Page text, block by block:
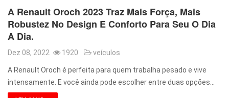
A Renault Oroch 2023 Traz Mais Força, Mais
Robustez No Design E Conforto Para Seu O Dia
A Dia.
Dez 08, 2022 1920 veículos
A Renault Oroch é perfeita para quem trabalha pesado e vive
intensamente. E você ainda pode escolher entre duas opções…